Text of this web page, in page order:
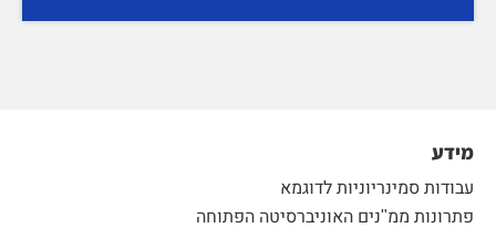
מידע
עבודות סמינריוניות לדוגמא
פתרונות ממ"נים האוניברסיטה הפתוחה